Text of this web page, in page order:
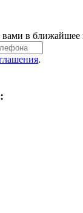
вами в ближайшее
.